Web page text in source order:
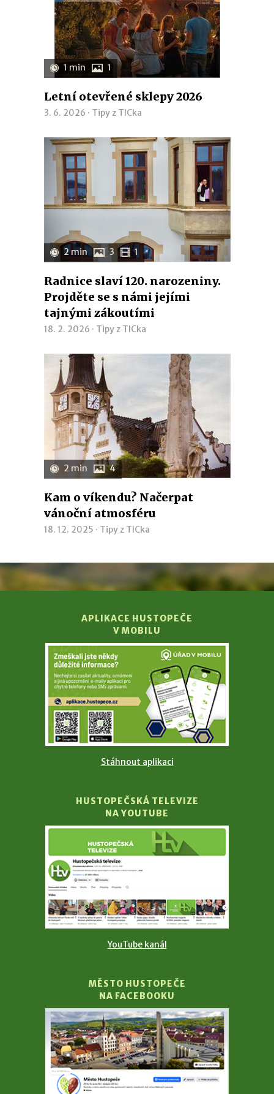
1 min 1
Letní otevřené sklepy 2026
3. 6. 2026 · Tipy z TICka
2 min 3 1
Radnice slaví 120. narozeniny.
Projděte se s námi jejími
tajnými zákoutími
18. 2. 2026 · Tipy z TICka
2 min 4
Kam o víkendu? Načerpat
vánoční atmosféru
18. 12. 2025 · Tipy z TICka
APLIKACE HUSTOPEČE
V MOBILU
Stáhnout aplikaci
HUSTOPEČSKÁ TELEVIZE
NA YOUTUBE
YouTube kanál
MĚSTO HUSTOPEČE
NA FACEBOOKU